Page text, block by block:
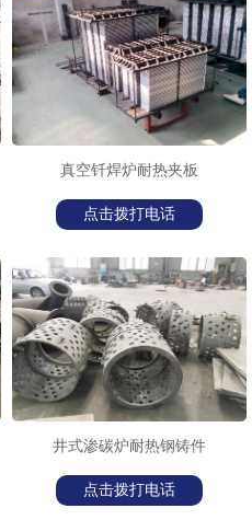
真空钎焊炉耐热夹板
点击拨打电话
井式渗碳炉耐热钢铸件
点击拨打电话